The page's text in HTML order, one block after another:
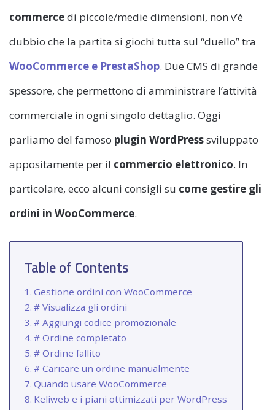
commercedi piccole/medie dimensioni, non v’è
dubbio che la partita si giochi tutta sul “duello” tra
WooCommerce e PrestaShop. Due CMS di grande
spessore, che permettono di amministrare l’attività
commerciale in ogni singolo dettaglio. Oggi
parliamo del famoso plugin WordPresssviluppato
appositamente per il commercio elettronico. In
particolare, ecco alcuni consigli su come gestire gli
ordini in WooCommerce.
Table of Contents
Gestione ordini con WooCommerce
# Visualizza gli ordini
# Aggiungi codice promozionale
# Ordine completato
# Ordine fallito
# Caricare un ordine manualmente
Quando usare WooCommerce
Keliweb e i piani ottimizzati per WordPress